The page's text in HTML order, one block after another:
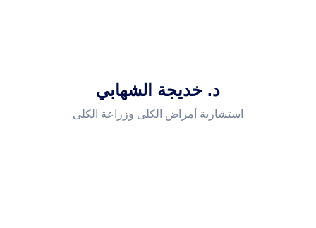
د. خديجة الشهابي
استشارية أمراض الكلى وزراعة الكلى